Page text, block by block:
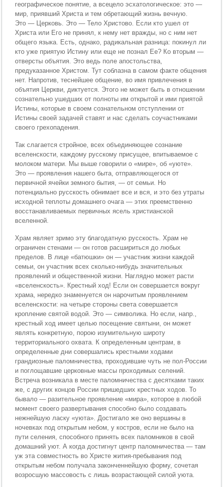
географическое понятие, а всецело эсхатологическое: это —
мир, приявший Христа и тем обретающий жизнь вечную.
Это — Церковь. Это — Тело Христово. Если кто ушел от
Христа или Его не принял, к нему нет вражды, но с ним нет
общего языка. Есть, однако, радикальная разница: покинул ли
кто уже приятую Истину или еще не познал Ее? Ко вторым —
отверсты объятия. Это ведь поле апостольства,
предуказанное Христом. Тут соблазна в самом факте общения
нет. Напротив, теснейшее общение, во имя привлечения в
объятия Церкви, диктуется. Этого не может быть в отношении
сознательно ушедших от полноты им открытой и ими приятой
Истины, которые в своем сознательном отступлении от
Истины своей задачей ставят и нас сделать соучастниками
своего грехопадения.
Так слагается стройное, всех объединяющее сознание
вселенскости, каждому русскому присущее, впитываемое с
молоком матери. Мы выше говорили о «мире», об «уюте».
Это — проявления нашего быта, отправляющегося от
первичной ячейки земного бытия, — от семьи. Но
потенциально русскость обнимает все и вся, и это без утраты
исходной теплоты домашнего очага — этих преемственно
восстанавливаемых первичных ясель христианской
вселенной.
Храм являет зримо эту благодатную русскость. Храм не
ограничен стенами — он готов расшириться до любых
пределов. В лице «батюшки» он — участник жизни каждой
семьи, он участник всех сколько-нибудь значительных
проявлений и общественной жизни. Наглядно может расти
«вселенскость». Крестный ход! Если он совершается вокруг
храма, нередко знаменуется он нарочитым проявлением
вселенскости: на четыре стороны света совершается
кропление святой водой. Это — символика. Но если, напр.,
крестный ход имеет целью посещение святыни, он может
являть конкретную, порою изумительную широту
территориального охвата. К определенным центрам, в
определенные дни совершались крестными ходами
грандиозные паломничества, проходившие чуть не пол-России
и поглощавшие церковные массы проходимых селений.
Встреча возникала в месте паломничества с десятками таких
же, с других концов России пришедших крестных ходов. То
бывало — разительное проявление «мира», которое в любой
момент своего развертывания способно было создавать
нежнейшую ласку «уюта». Достигало же оно вершины в
ночевках под открытым небом, у костров, если не было на
пути селения, способного принять всех паломников в свой
домашний уют. А когда достигнут центр паломничества — там
уж эта совместность во Христе жития-пребывания под
открытым небом получала законченнейшую форму, сочетая
возросшую массовость с лишь возрастающей силой уюта.